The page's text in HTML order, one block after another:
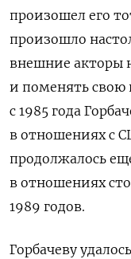
произошел его
произошло
внешние акторы
и поменять свою
с 1985 года
в отношениях с
продолжалось
в отношениях
1989 годов.
Горбачеву